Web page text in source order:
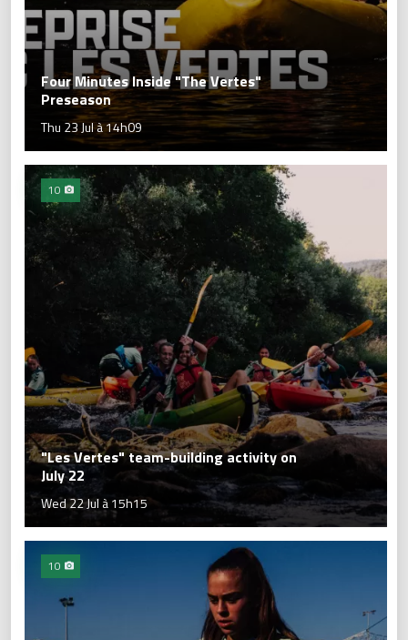
Four Minutes Inside "The Vertes"
Preseason
Thu 23 Jul à 14h09
10
"Les Vertes" team-building activity on
July 22
Wed 22 Jul à 15h15
10